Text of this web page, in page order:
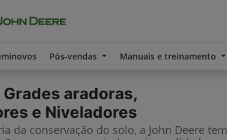
Pós-vendas Manuais e treinamento
Grades aradoras,
e Niveladores
da conservação do solo, a John Deere tem